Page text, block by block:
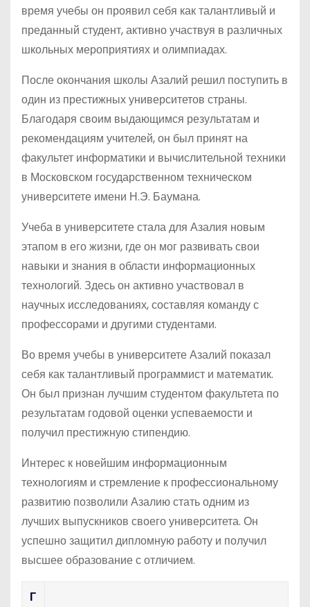
время учебы он проявил себя как талантливый и
преданный студент, активно участвуя в различных
школьных мероприятиях и олимпиадах.
После окончания школы Азалий решил поступить в
один из престижных университетов страны.
Благодаря своим выдающимся результатам и
рекомендациям учителей, он был принят на
факультет информатики и вычислительной техники
в Московском государственном техническом
университете имени Н.Э. Баумана.
Учеба в университете стала для Азалия новым
этапом в его жизни, где он мог развивать свои
навыки и знания в области информационных
технологий. Здесь он активно участвовал в
научных исследованиях, составляя команду с
профессорами и другими студентами.
Во время учебы в университете Азалий показал
себя как талантливый программист и математик.
Он был признан лучшим студентом факультета по
результатам годовой оценки успеваемости и
получил престижную стипендию.
Интерес к новейшим информационным
технологиям и стремление к профессиональному
развитию позволили Азалию стать одним из
лучших выпускников своего университета. Он
успешно защитил дипломную работу и получил
высшее образование с отличием.
Г